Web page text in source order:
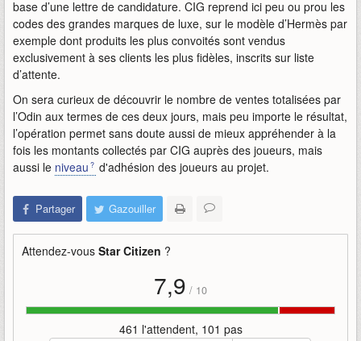
base d’une lettre de candidature. CIG reprend ici peu ou prou les
codes des grandes marques de luxe, sur le modèle d’Hermès par
exemple dont produits les plus convoités sont vendus
exclusivement à ses clients les plus fidèles, inscrits sur liste
d’attente.
On sera curieux de découvrir le nombre de ventes totalisées par
l’Odin aux termes de ces deux jours, mais peu importe le résultat,
l’opération permet sans doute aussi de mieux appréhender à la
fois les montants collectés par CIG auprès des joueurs, mais
aussi le niveau d'adhésion des joueurs au projet.
Partager Gazouiller
Attendez-vous Star Citizen ?
7,9 / 10
461 l'attendent, 101 pas